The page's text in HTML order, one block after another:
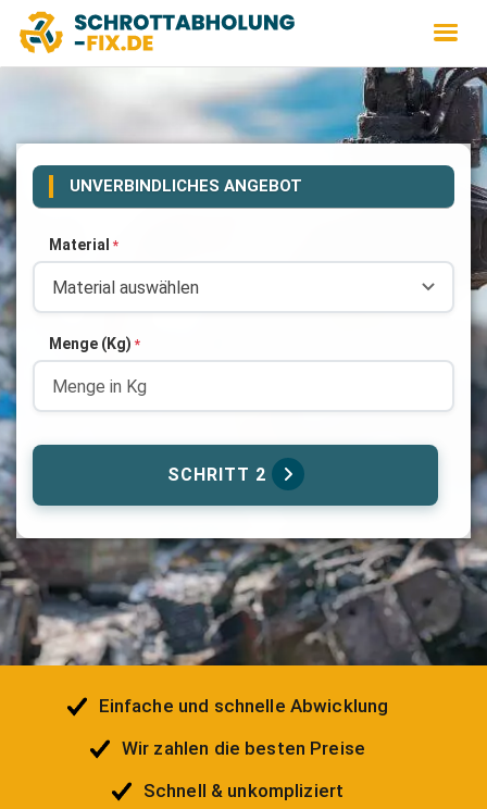
UNVERBINDLICHES ANGEBOT
Material *
Menge (Kg) *
SCHRITT 2
Einfache und schnelle Abwicklung
Wir zahlen die besten Preise
Schnell & unkompliziert